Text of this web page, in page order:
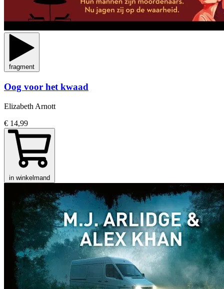
fragment
Oog voor het kwaad
Elizabeth Arnott
€ 14,99
in winkelmand